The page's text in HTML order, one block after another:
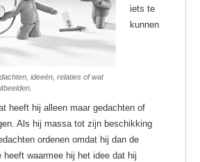
ideeën, relaties of wat
iets te
kunnen
heeft hij alleen maar gedachten of
Als hij massa tot zijn beschikking
ordenen omdat hij dan de
waarmee hij het idee dat hij